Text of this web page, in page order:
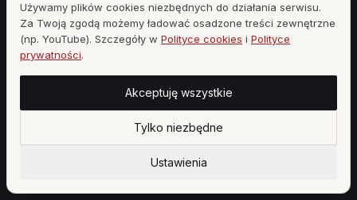
Używamy plików cookies niezbędnych do działania serwisu.
Za Twoją zgodą możemy ładować osadzone treści zewnętrzne
(np. YouTube). Szczegóły w Polityce cookies i Polityce
prywatności.
Akceptuję wszystkie
Tylko niezbędne
Ustawienia
Deklaracja dostępności
Centrum zaufania